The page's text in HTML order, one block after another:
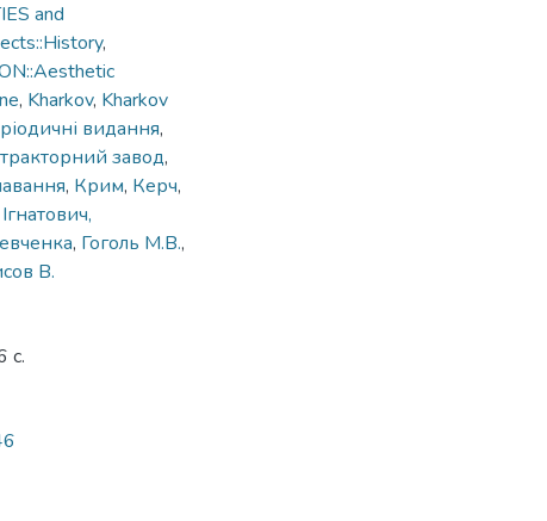
and
,
, Kharkоv, Kharkov
видання,
завод,
, Крим, Керч,
, Гоголь М.В.,
В.
с.